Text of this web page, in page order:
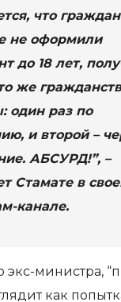
что
не оформили
до 18 лет,
же
один раз по
и второй –
АБСУРД!”, –
Стамате в
канале.
министра,
как